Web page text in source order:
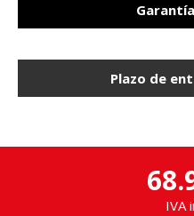
Plazo de
IVA